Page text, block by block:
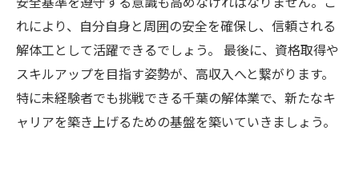
れにより、自分自身と周囲の安全を確保し、信頼される
解体工として活躍できるでしょう。 最後に、資格取得や
スキルアップを目指す姿勢が、高収入へと繋がります。
特に未経験者でも挑戦できる千葉の解体業で、新たなキ
ャリアを築き上げるための基盤を築いていきましょう。